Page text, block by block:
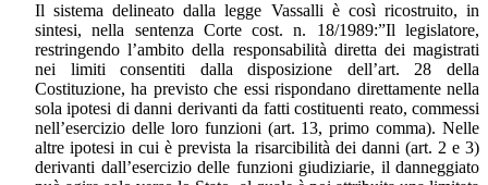
Il sistema delineato dalla legge Vassalli è così ricostruito, in
sintesi, nella sentenza Corte cost. n. 18/1989:”Il legislatore,
restringendo l’ambito della responsabilità diretta dei magistrati
nei limiti consentiti dalla disposizione dell’art. 28 della
Costituzione, ha previsto che essi rispondano direttamente nella
sola ipotesi di danni derivanti da fatti costituenti reato, commessi
nell’esercizio delle loro funzioni (art. 13, primo comma). Nelle
altre ipotesi in cui è prevista la risarcibilità dei danni (art. 2 e 3)
derivanti dall’esercizio delle funzioni giudiziarie, il danneggiato